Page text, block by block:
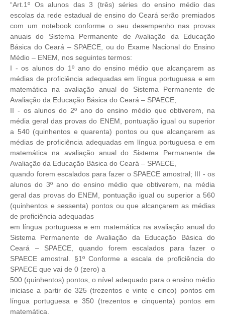
“Art.1º Os alunos das 3 (três) séries do ensino médio das
escolas da rede estadual de ensino do Ceará serão premiados
com um notebook conforme o seu desempenho nas provas
anuais do Sistema Permanente de Avaliação da Educação
Básica do Ceará – SPAECE, ou do Exame Nacional do Ensino
Médio – ENEM, nos seguintes termos:
I - os alunos do 1º ano do ensino médio que alcançarem as
médias de proficiência adequadas em língua portuguesa e em
matemática na avaliação anual do Sistema Permanente de
Avaliação da Educação Básica do Ceará – SPAECE;
II - os alunos do 2º ano do ensino médio que obtiverem, na
média geraldas provas do ENEM, pontuação igual ou superior
a 540 (quinhentos equarenta) pontos ou que alcançarem as
médias de proficiência adequadas em língua portuguesa e em
matemática na avaliação anual do Sistema Permanente de
Avaliação da Educação Básica do Ceará – SPAECE,
quando forem escalados para fazer o SPAECE amostral; III - os
alunos do 3º ano do ensino médio que obtiverem, na média
geraldas provas do ENEM, pontuação igual ou superior a 560
(quinhentos esessenta) pontos ou que alcançarem as médias
de proficiência adequadas
em língua portuguesa e em matemática na avaliação anual do
Sistema Permanente de Avaliação da Educação Básica do
Ceará – SPAECE, quando forem escalados para fazer o
SPAECE amostral. §1º Conforme a escala de proficiência do
SPAECE que vai de 0 (zero) a
500 (quinhentos) pontos, o nível adequado para o ensino médio
iniciasea partir de 325 (trezentos e vinte e cinco) pontos em
língua portuguesa e 350 (trezentos e cinquenta) pontos em
matemática.